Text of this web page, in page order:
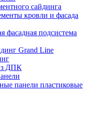
сайдинга
кровли и фасада
фасадная подсистема
Grand Line
ДПК
панели пластиковые